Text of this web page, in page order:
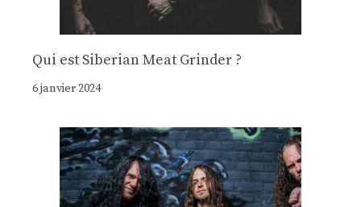
Qui est Siberian Meat Grinder ?
6 janvier 2024